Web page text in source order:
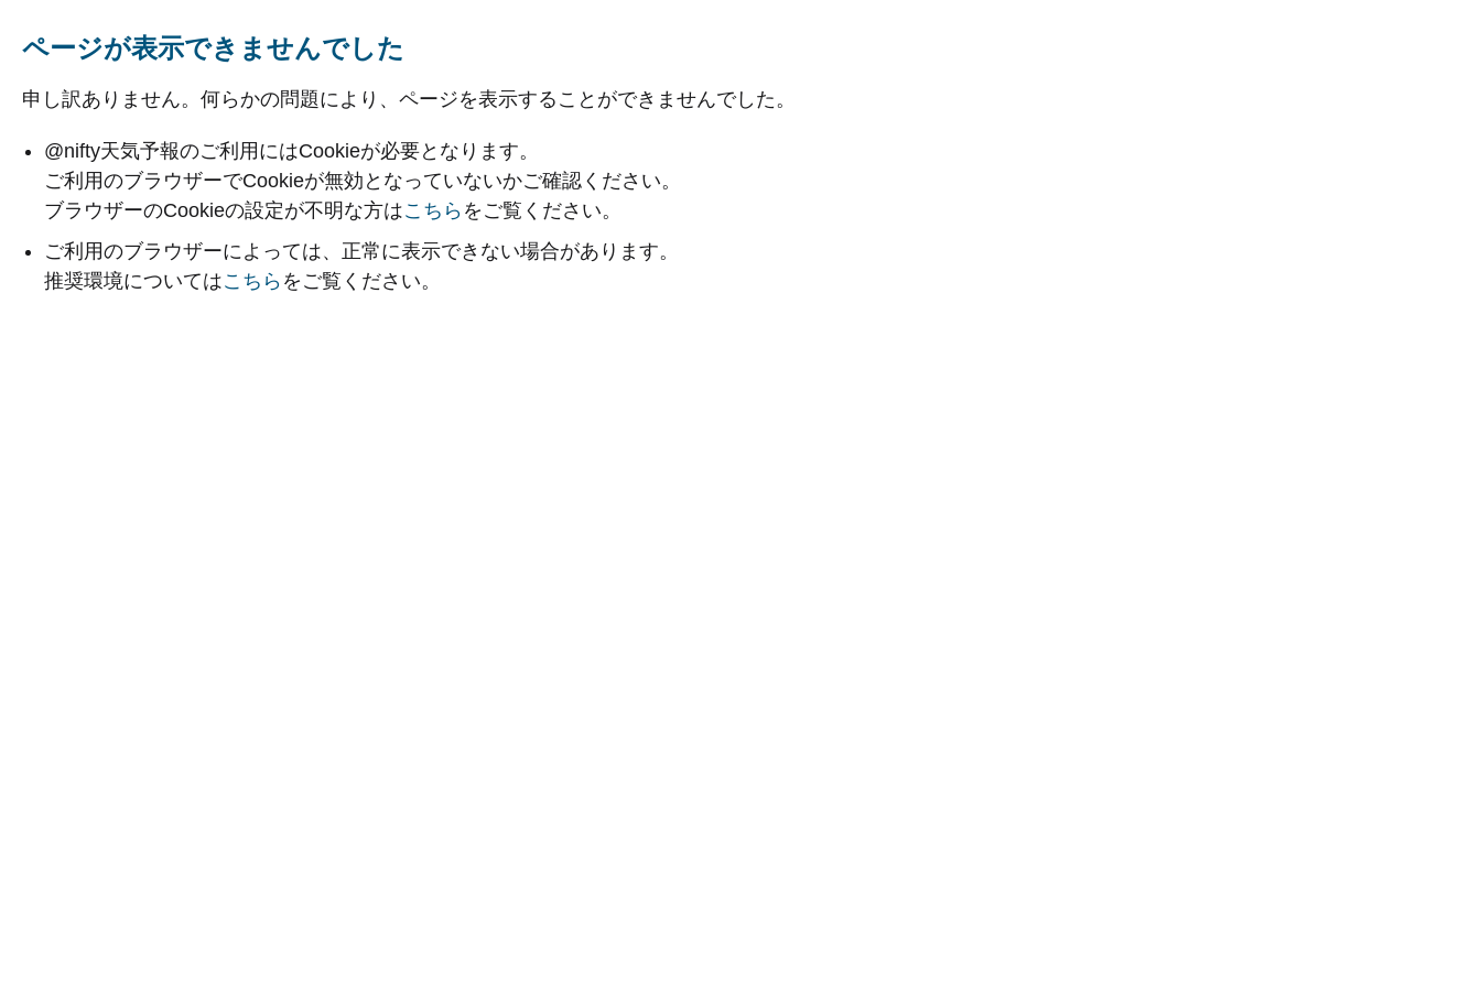
ページが表示できませんでした
申し訳ありません。何らかの問題により、ページを表示することができませんでした。
@nifty天気予報のご利用にはCookieが必要となります。
ご利用のブラウザーでCookieが無効となっていないかご確認ください。
ブラウザーのCookieの設定が不明な方はこちら をご覧ください。
ご利用のブラウザーによっては、正常に表示できない場合があります。
推奨環境についてはこちら をご覧ください。